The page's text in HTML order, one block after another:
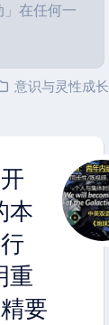
在任何一
意识与灵性成长
本
重
要